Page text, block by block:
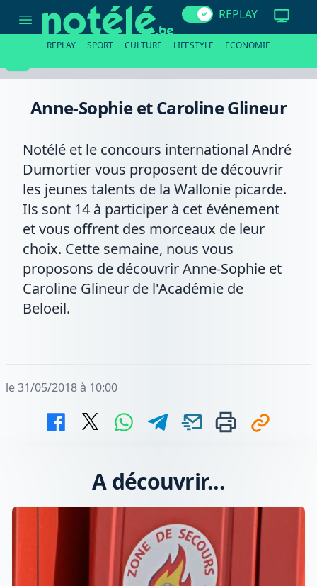
Sophie
REPLAY
REPLAY SPORT CULTURE LIFESTYLE ECONOMIE
Anne-Sophie et Caroline Glineur
Notélé et le concours international André
Dumortier vous proposent de découvrir
les jeunes talents de la Wallonie picarde.
Ils sont 14 à participer à cet événement
et vous offrent des morceaux de leur
choix. Cette semaine, nous vous
proposons de découvrir Anne-Sophie et
Caroline Glineur de l'Académie de
Beloeil.
le 31/05/2018 à 10:00
A découvrir...